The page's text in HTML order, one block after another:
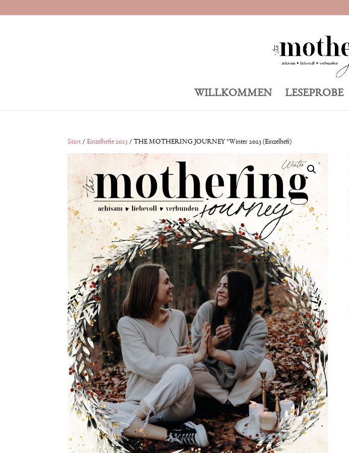
WILLKOMMEN LESEPROBE
Start/Einzelhefte 2023 / THE MOTHERING JOURNEY *Winter 2023 (Einzelheft)